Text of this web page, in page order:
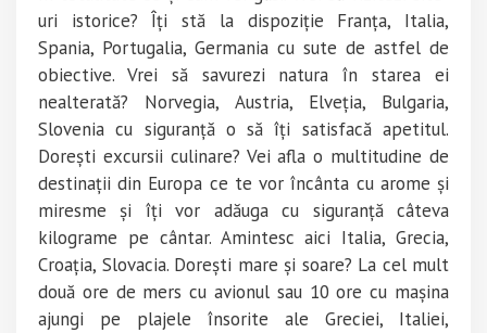
uri istorice? Îți stă la dispoziție Franța, Italia,
Spania, Portugalia, Germania cu sute de astfel de
obiective. Vrei să savurezi natura în starea ei
nealterată? Norvegia, Austria, Elveția, Bulgaria,
Slovenia cu siguranță o să îți satisfacă apetitul.
Dorești excursii culinare? Vei afla o multitudine de
destinații din Europa ce te vor încânta cu arome și
miresme și îți vor adăuga cu siguranță câteva
kilograme pe cântar. Amintesc aici Italia, Grecia,
Croația, Slovacia. Dorești mare și soare? La cel mult
două ore de mers cu avionul sau 10 ore cu mașina
ajungi pe plajele însorite ale Greciei, Italiei,